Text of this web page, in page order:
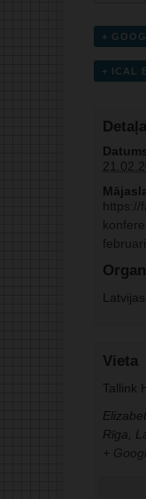
+
+ ICAL
https://
Vieta
Tallink
Rīga
+